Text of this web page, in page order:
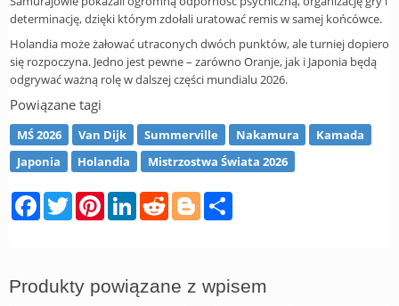
determinację, dzięki którym zdołali uratować remis w samej końcówce.
Holandia może żałować utraconych dwóch punktów, ale turniej dopiero
się rozpoczyna. Jedno jest pewne – zarówno Oranje, jak i Japonia będą
odgrywać ważną rolę w dalszej części mundialu 2026.
Powiązane tagi
MŚ 2026 Van Dijk Summerville Nakamura
Kamada
Japonia
Holandia Mistrzostwa Świata 2026
FacebookTwitterPinterestLinkedInRedditBlogger
Produkty powiązane z wpisem